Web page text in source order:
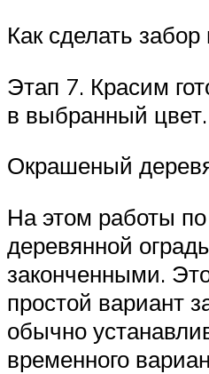
Как сделать
Этап 7. Красим
в выбранный цвет.
Окрашеный
На этом работы по
деревянной
законченными.
простой вариант
обычно
временного